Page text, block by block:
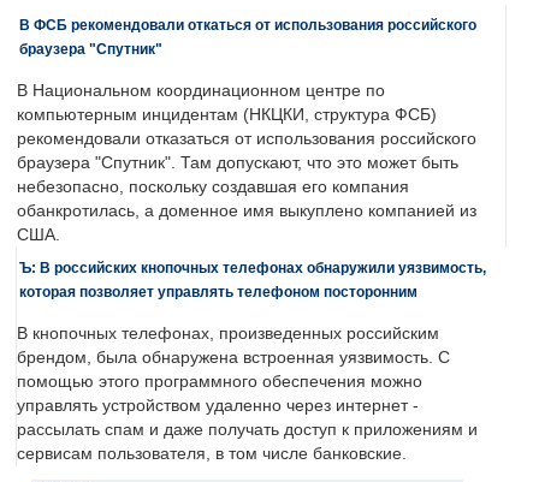
В ФСБ рекомендовали откаться от использования российского
браузера "Спутник"
В Национальном координационном центре по
компьютерным инцидентам (НКЦКИ, структура ФСБ)
рекомендовали отказаться от использования российского
браузера "Спутник". Там допускают, что это может быть
небезопасно, поскольку создавшая его компания
обанкротилась, а доменное имя выкуплено компанией из
США.
Ъ: В российских кнопочных телефонах обнаружили уязвимость,
которая позволяет управлять телефоном посторонним
В кнопочных телефонах, произведенных российским
брендом, была обнаружена встроенная уязвимость. С
помощью этого программного обеспечения можно
управлять устройством удаленно через интернет -
рассылать спам и даже получать доступ к приложениям и
сервисам пользователя, в том числе банковские.